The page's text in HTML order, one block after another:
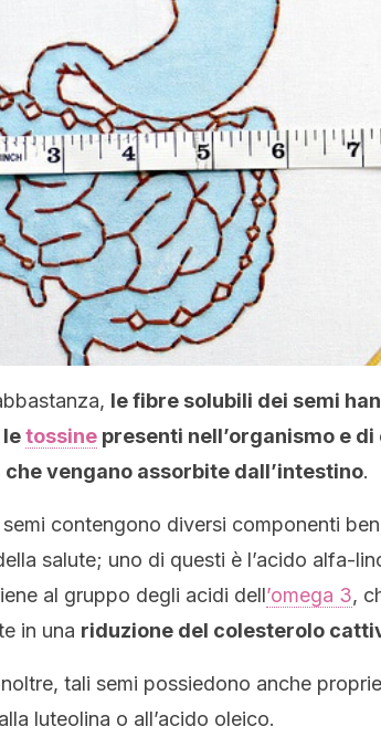
le fibre solubili dei semi
tossine presenti nell’organismo e
vengano assorbite dall’intestino.
contengono diversi componenti
salute; uno di questi è l’acido alfa-
al gruppo degli acidi dell’omega 3,
in una riduzione del colesterolo
tali semi possiedono anche
luteolina o all’acido oleico.